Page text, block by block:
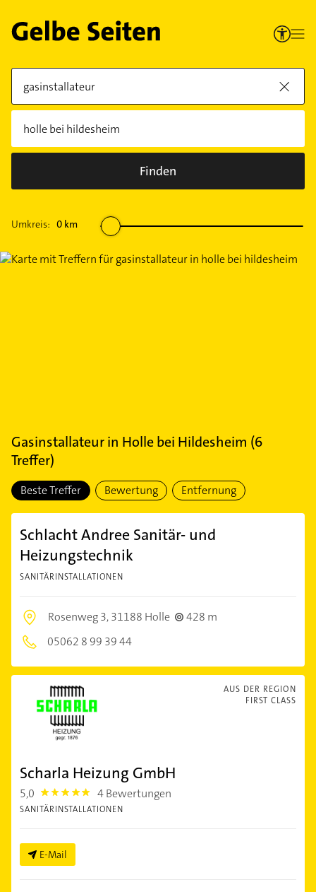
Finden
Umkreis: 0 km
Gasinstallateurin Holle bei Hildesheim (6
Treffer)
Beste Treffer Bewertung Entfernung
Schlacht Andree Sanitär- und
Heizungstechnik
SANITÄRINSTALLATIONEN
Rosenweg 3,31188 Holle
428 m
05062 8 99 39 44
AUS DER REGION
FIRST CLASS
Scharla Heizung GmbH
5,0 5.0 4 Bewertungen
SANITÄRINSTALLATIONEN
E-Mail